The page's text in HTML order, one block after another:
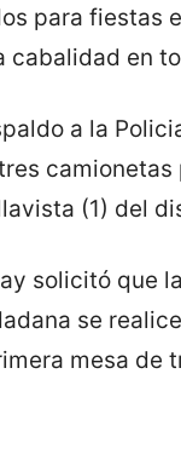
para fiestas
cabalidad en
a la
camionetas
(1) del
solicitó que
se
mesa de